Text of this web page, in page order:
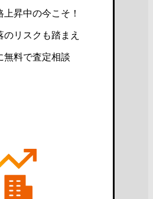
昇中の今こそ！
のリスクも踏まえ
無料で査定相談